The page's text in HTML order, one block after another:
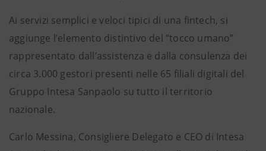
Ai servizi semplici e veloci tipici di una fintech, si
aggiunge l’elemento distintivo del “tocco umano”
rappresentato dall’assistenza e dalla consulenza dei
circa 3.000 gestori presenti nelle 65 filiali digitali del
Gruppo Intesa Sanpaolo su tutto il territorio
nazionale.
Carlo Messina, Consigliere Delegato e CEO di Intesa